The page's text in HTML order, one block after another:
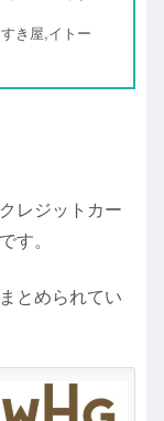
き屋,イトー
レジットカー
す。
とめられてい